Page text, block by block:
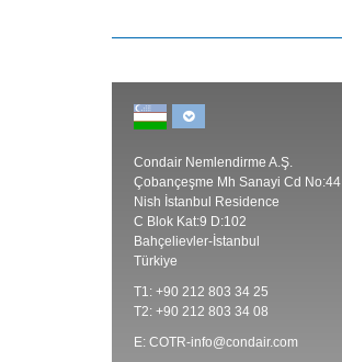
Condair Nemlendirme A.Ş.
Çobançeşme Mh Sanayi Cd No:44
Nish İstanbul Residence
C Blok Kat:9 D:102
Bahçelievler-İstanbul
Türkiye
T1: +90 212 803 34 25
T2: +90 212 803 34 08
E: COTR-info@condair.com